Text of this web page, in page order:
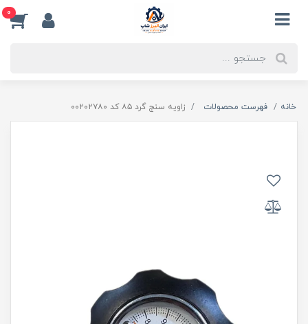
0
خانه فهرست محصولات زاویه سنج گرد ۸۵ کد ۰۰۲۰۲۷۸۰